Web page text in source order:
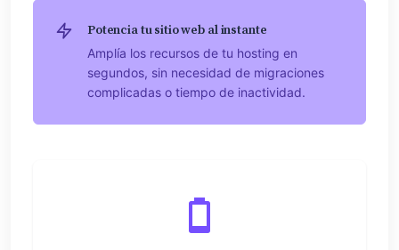
Potencia tu sitio web al instante
Amplía los recursos de tu hosting en
segundos, sin necesidad de migraciones
complicadas o tiempo de inactividad.